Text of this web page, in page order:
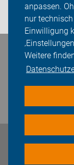
anpassen.
nur
Einwilligung
Weitere
Login
Bleiben Sie in